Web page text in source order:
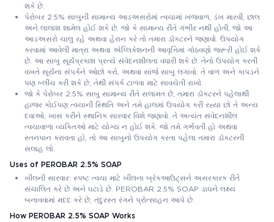
શકે છે.
પેરોબર 2.5% સાબુની સામાન્ય આડઅસરોમાં ત્વચામાં ખંજવાળ, ડંખ મારવી, છાલ
અને લાલાશ શામેલ હોઈ શકે છે. જો કે સામાન્ય રીતે ગંભીર નથી હોતી, જો આ
આડઅસરો ચાલુ રહે અથવા હેરાન કરે તો તમારા ડૉક્ટરને જણાવો. ઉપયોગ
કરવામાં આવેલી માત્રા અથવા એપ્લિકેશનની આવૃત્તિમાં ગોઠવણો જરૂરી હોઈ શકે
છે. આ સાબુ સૂર્યપ્રકાશ પ્રત્યે સંવેદનશીલતા વધારી શકે છે. તેનો ઉપયોગ કરતી
વખતે સૂર્યના સંપર્કને ઓછો કરો, અથવા સાંજે સાબુ લગાવો. તે વાળ અને કાપડને
પણ બ્લીચ કરી શકે છે, તેથી સંપર્ક ટાળવા માટે સાવચેતી રાખો.
જો કે પેરોબર 2.5% સાબુ સામાન્ય રીતે સલામત છે, તમારા ડૉક્ટરને પહેલાથી
હાજર કોઈપણ ત્વચાની સ્થિતિ અને તમે હાલમાં ઉપયોગ કરી રહ્યા છો તે અન્ય
દવાઓ, ખાસ કરીને સ્થાનિક સારવાર વિશે જણાવો. તે અત્યંત સંવેદનશીલ
ત્વચાવાળા વ્યક્તિઓ માટે યોગ્ય ન હોઈ શકે. જો તમે ગર્ભવતી હો અથવા
સ્તનપાન કરાવતા હો, તો આ સાબુનો ઉપયોગ કરતા પહેલા તમારા ડૉક્ટરની
સલાહ લો.
Uses of PEROBAR 2.5% SOAP
ખીલની સારવાર: સ્પષ્ટ ત્વચા માટે ખીલના બ્રેકઆઉટ્સને અસરકારક રીતે
સંચાલિત કરે છે અને ઘટાડે છે. PEROBAR 2.5% SOAP ડાઘને લક્ષ્ય
બનાવવામાં મદદ કરે છે, તંદુરસ્ત રંગને પ્રોત્સાહન આપે છે.
How PEROBAR 2.5% SOAP Works